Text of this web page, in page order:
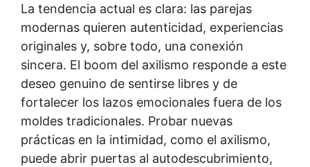
La tendencia actual es clara: las parejas
modernas quieren autenticidad, experiencias
originales y, sobre todo, una conexión
sincera. El boom del axilismo responde a este
deseo genuino de sentirse libres y de
fortalecer los lazos emocionales fuera de los
moldes tradicionales. Probar nuevas
prácticas en la intimidad, como el axilismo,
puede abrir puertas al autodescubrimiento,